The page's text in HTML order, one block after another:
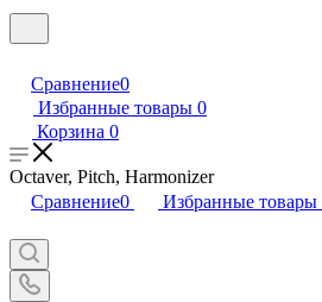
Сравнение0
Избранные товары 0
Корзина 0
Octaver, Pitch, Harmonizer
Сравнение0 Избранные товары